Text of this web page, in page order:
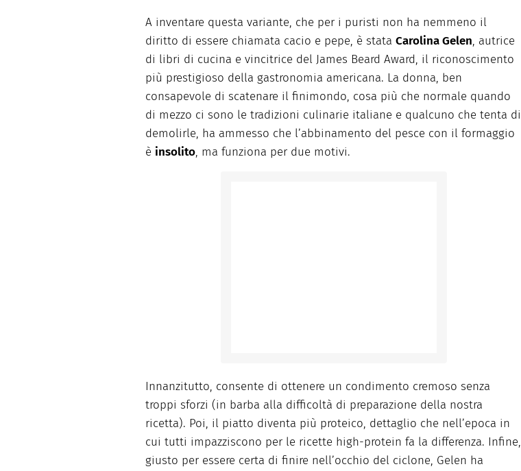
A inventare questa variante, che per i puristi non ha nemmeno il
diritto di essere chiamata cacio e pepe, è stata Carolina Gelen, autrice
di libri di cucina e vincitrice del James Beard Award, il riconoscimento
più prestigioso della gastronomia americana. La donna, ben
consapevole di scatenare il finimondo, cosa più che normale quando
di mezzo ci sono le tradizioni culinarie italiane e qualcuno che tenta di
demolirle, ha ammesso che l’abbinamento del pesce con il formaggio
è insolito, ma funziona per due motivi.
Innanzitutto, consente di ottenere un condimento cremoso senza
troppi sforzi (in barba alla difficoltà di preparazione della nostra
ricetta). Poi, il piatto diventa più proteico, dettaglio che nell’epoca in
cui tutti impazziscono per le ricette high-protein fa la differenza. Infine,
giusto per essere certa di finire nell’occhio del ciclone, Gelen ha